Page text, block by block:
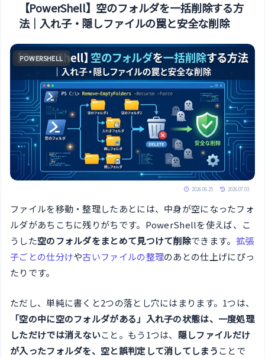
【PowerShell】空のフォルダを一括削除する方
法｜入れ子・隠しファイルの罠と安全な削除
POWERSHELL
2026.06.25 2026.07.03
ファイルを移動・整理したあとには、中身が空になったフォ
ルダがあちこちに残りがちです。PowerShellを使えば、こ
うした空のフォルダをまとめて見つけて削除できます。 拡張
子ごとの仕分けや古いファイルの整理のあとの仕上げにぴっ
たりです。
ただし、単純に書くと2つの落とし穴にはまります。1つは、
「空の中に空のフォルダがある」入れ子の状態は、一度処理
しただけでは消えないこと。もう1つは、 隠しファイルだけ
が入ったフォルダを、空と誤判定して消してしまうことで